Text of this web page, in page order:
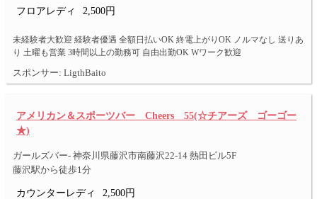
フロアレディ 2,500円
未経験者大歓迎 経験者優遇 全額日払いOK 終電上がりOK ノルマなし 送りあ
り 土曜も営業 3時間以上の勤務可 自由出勤OK Wワーク歓迎
スポンサー: LigthBaito
アメリカン＆スポーツバー Cheers 55(☆チアーズ ゴーゴー
★)
ガールズバー- 神奈川県藤沢市南藤沢22-14 熱田ビル5F
藤沢駅から徒歩1分
カウンターレディ 2,500円